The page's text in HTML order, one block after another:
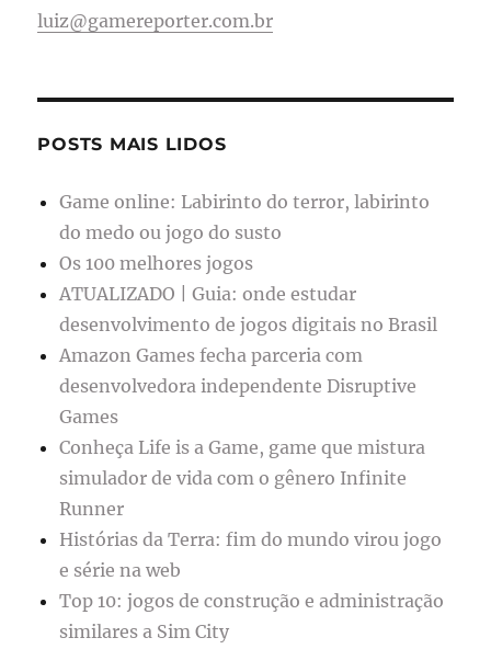
luiz@gamereporter.com.br
POSTS MAIS LIDOS
Game online: Labirinto do terror, labirinto
do medo ou jogo do susto
Os 100 melhores jogos
ATUALIZADO | Guia: onde estudar
desenvolvimento de jogos digitais no Brasil
Amazon Games fecha parceria com
desenvolvedora independente Disruptive
Games
Conheça Life is a Game, game que mistura
simulador de vida com o gênero Infinite
Runner
Histórias da Terra: fim do mundo virou jogo
e série na web
Top 10: jogos de construção e administração
similares a Sim City